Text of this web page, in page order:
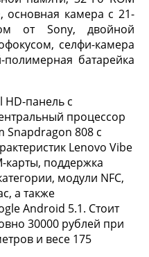
основная камера с 21-
от Sony, двойной
селфи-камера
батарейка
панель с
процессор
Snapdragon 808 с
Lenovo Vibe
карты, поддержка
модули NFC,
а также
Android 5.1. Стоит
30000 рублей при
и весе 175